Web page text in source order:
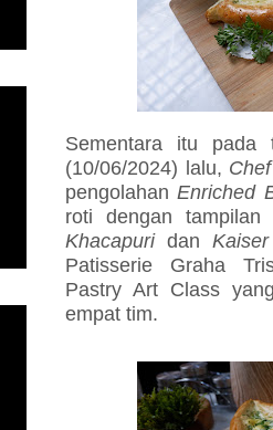
Sementara itu pada
(10/06/2024) lalu, Chef
pengolahanEnriched
roti dengan
Khacapuridan
Patisserie Graha
Pastry Art Class
empat tim.